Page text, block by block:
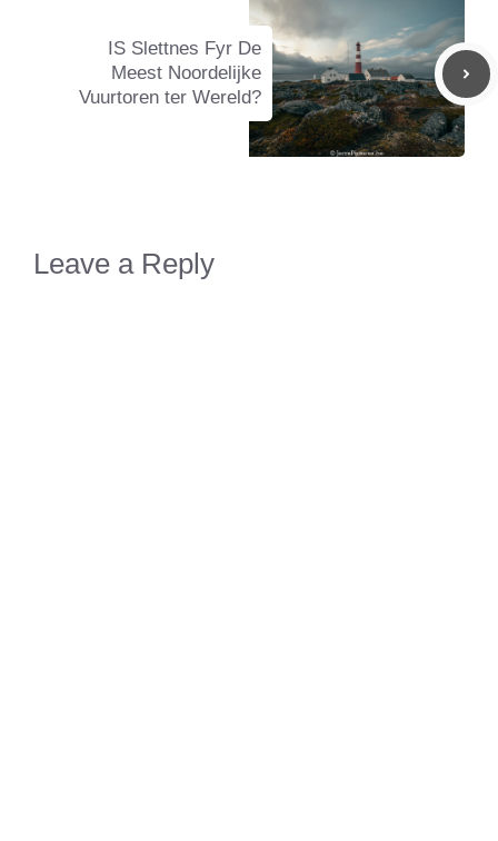
IS Slettnes Fyr De
Meest Noordelijke
Vuurtoren ter Wereld?
Leave a Reply